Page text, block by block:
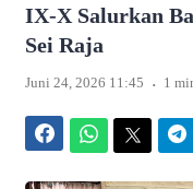
IX-X Salurkan
Sei Raja
Juni 24, 2026 11:45 . 1